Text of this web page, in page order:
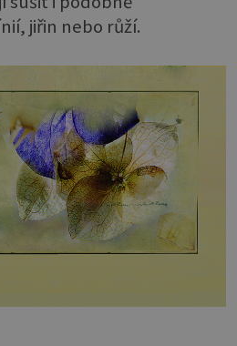
jiřin nebo růží.